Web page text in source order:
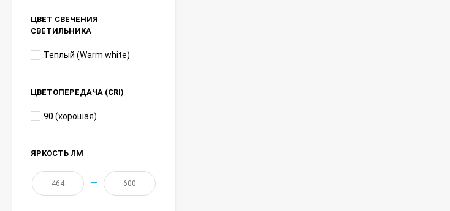
ЦВЕТ СВЕЧЕНИЯ
СВЕТИЛЬНИКА
Теплый (Warm white)
ЦВЕТОПЕРЕДАЧА (CRI)
90 (хорошая)
ЯРКОСТЬ ЛМ
—